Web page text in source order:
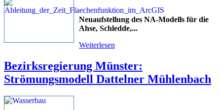
Neuaufstellung des NA-Modells für die
Ahse, Schledde,...
Weiterlesen
Bezirksregierung Münster:
Strömungsmodell Dattelner Mühlenbach